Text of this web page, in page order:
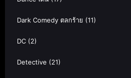
Dark Comedy ตลกร้าย (11)
DC (2)
Detective (21)